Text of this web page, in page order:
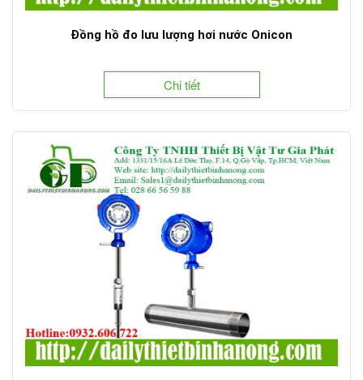
Đồng hồ đo lưu lượng hơi nước Onicon
Chi tiết